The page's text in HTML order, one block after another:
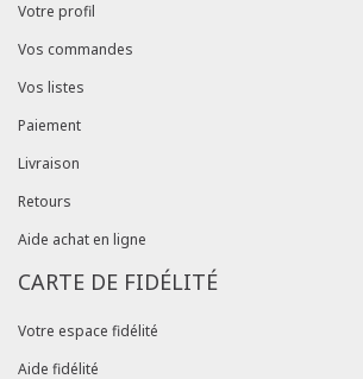
Votre profil
Vos commandes
Vos listes
Paiement
Livraison
Retours
Aide achat en ligne
CARTE DE FIDÉLITÉ
Votre espace fidélité
Aide fidélité